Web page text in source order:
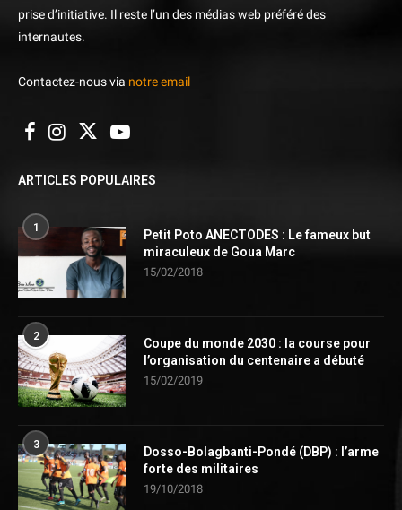
prise d’initiative. Il reste l’un des médias web préféré des
internautes.
Contactez-nous via notre email
ARTICLES POPULAIRES
1
Petit Poto ANECTODES : Le fameux but
miraculeux de Goua Marc
15/02/2018
2
Coupe du monde 2030 : la course pour
l’organisation du centenaire a débuté
15/02/2019
3
Dosso-Bolagbanti-Pondé (DBP) : l’arme
forte des militaires
19/10/2018